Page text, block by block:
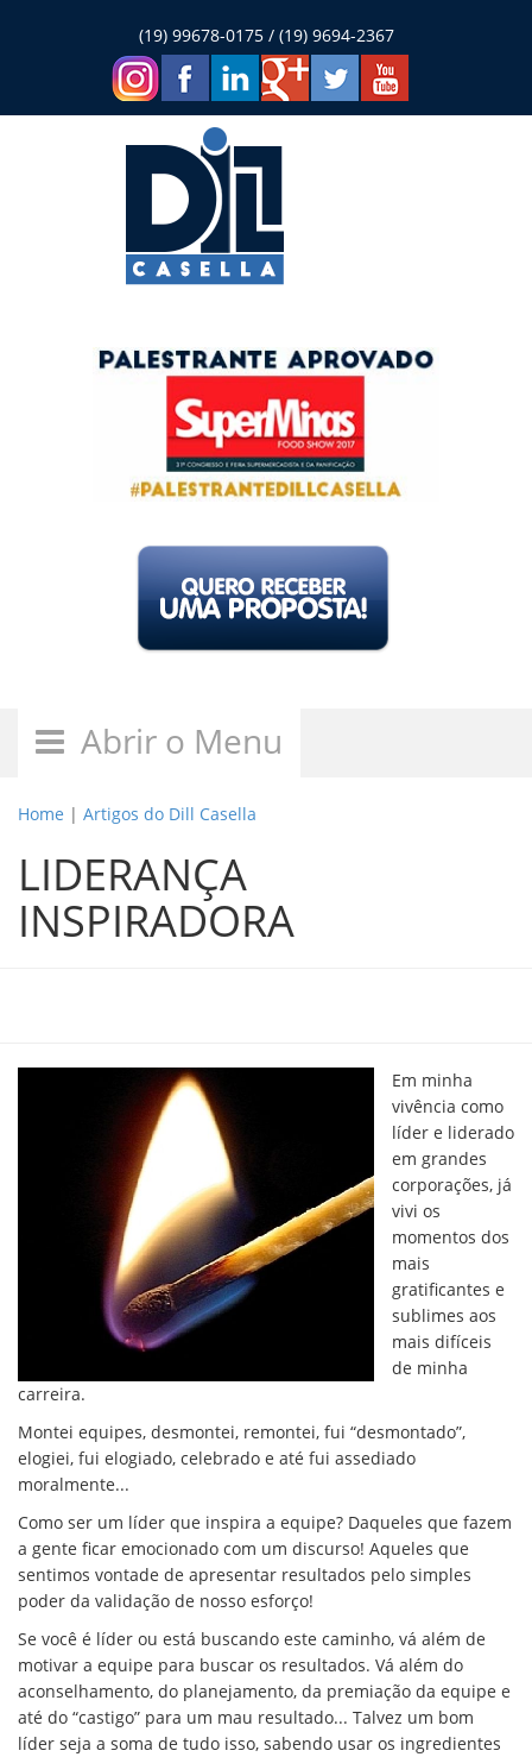
(19) 99678-0175 / (19) 9694-2367
Abrir o Menu
Home | Artigos do Dill Casella
LIDERANÇA
INSPIRADORA
Em minha
vivência como
líder e liderado
em grandes
corporações, já
vivi os
momentos dos
mais
gratificantes e
sublimes aos
mais difíceis
de minha
carreira.
Montei equipes, desmontei, remontei, fui “desmontado”,
elogiei, fui elogiado, celebrado e até fui assediado
moralmente...
Como ser um líder que inspira a equipe? Daqueles que fazem
a gente ficar emocionado com um discurso! Aqueles que
sentimos vontade de apresentar resultados pelo simples
poder da validação de nosso esforço!
Se você é líder ou está buscando este caminho, vá além de
motivar a equipe para buscar os resultados. Vá além do
aconselhamento, do planejamento, da premiação da equipe e
até do “castigo” para um mau resultado... Talvez um bom
líder seja a soma de tudo isso, sabendo usar os ingredientes